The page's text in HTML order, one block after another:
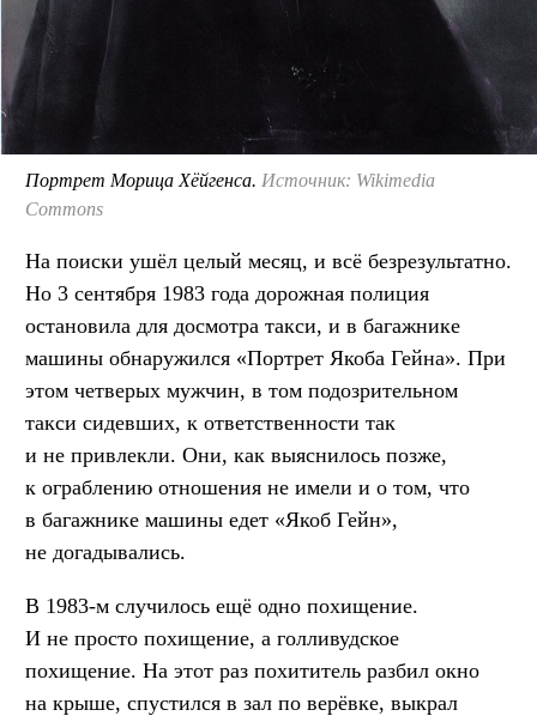
Портрет Морица Хёйгенса. Источник: Wikimedia
Commons
На поиски ушёл целый месяц, и всё безрезультатно.
Но 3 сентября 1983 года дорожная полиция
остановила для досмотра такси, и в багажнике
машины обнаружился «Портрет Якоба Гейна». При
этом четверых мужчин, в том подозрительном
такси сидевших, к ответственности так
и не привлекли. Они, как выяснилось позже,
к ограблению отношения не имели и о том, что
в багажнике машины едет «Якоб Гейн»,
не догадывались.
В 1983-м случилось ещё одно похищение.
И не просто похищение, а голливудское
похищение. На этот раз похититель разбил окно
на крыше, спустился в зал по верёвке, выкрал